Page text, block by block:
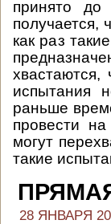
принято до
получается,
как раз
хвастаются,
испытания
раньше
провести
могут
такие
28 ЯНВАРЯ